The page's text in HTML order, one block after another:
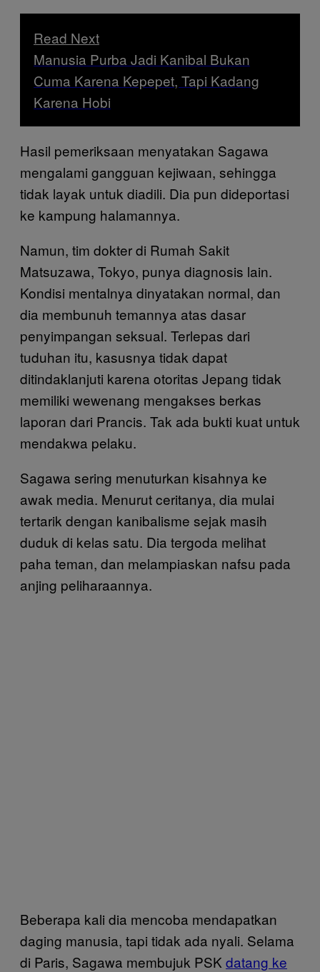
Read Next
Manusia Purba Jadi Kanibal Bukan
Cuma Karena Kepepet, Tapi Kadang
Karena Hobi
Hasil pemeriksaan menyatakan Sagawa
mengalami gangguan kejiwaan, sehingga
tidak layak untuk diadili. Dia pun dideportasi
ke kampung halamannya.
Namun, tim dokter di Rumah Sakit
Matsuzawa, Tokyo, punya diagnosis lain.
Kondisi mentalnya dinyatakan normal, dan
dia membunuh temannya atas dasar
penyimpangan seksual. Terlepas dari
tuduhan itu, kasusnya tidak dapat
ditindaklanjuti karena otoritas Jepang tidak
memiliki wewenang mengakses berkas
laporan dari Prancis. Tak ada bukti kuat untuk
mendakwa pelaku.
Sagawa sering menuturkan kisahnya ke
awak media. Menurut ceritanya, dia mulai
tertarik dengan kanibalisme sejak masih
duduk di kelas satu. Dia tergoda melihat
paha teman, dan melampiaskan nafsu pada
anjing peliharaannya.
Beberapa kali dia mencoba mendapatkan
daging manusia, tapi tidak ada nyali. Selama
di Paris, Sagawa membujuk PSK datang ke